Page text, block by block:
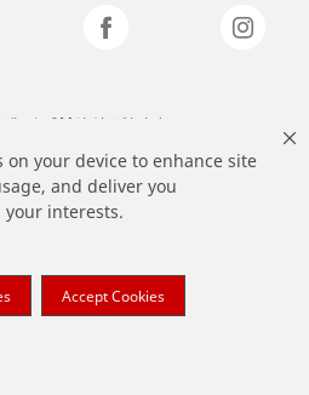
on your device to enhance site
and deliver you
your interests.
Accept Cookies
드는 3M의 상표입니다.